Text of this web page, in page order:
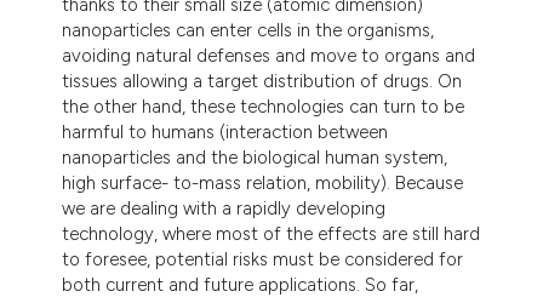
thanks to their small size (atomic dimension)
nanoparticles can enter cells in the organisms,
avoiding natural defenses and move to organs and
tissues allowing a target distribution of drugs. On
the other hand, these technologies can turn to be
harmful to humans (interaction between
nanoparticles and the biological human system,
high surface- to-mass relation, mobility). Because
we are dealing with a rapidly developing
technology, where most of the effects are still hard
to foresee, potential risks must be considered for
both current and future applications. So far,